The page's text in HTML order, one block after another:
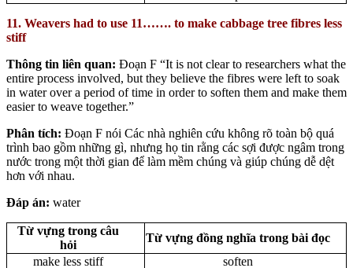
11. Weavers had to use 11……. to make cabbage tree fibres less
stiff
Thông tin liên quan: Đoạn F “It is not clear to researchers what the
entire process involved, but they believe the fibres were left to soak
in water over a period of time in order to soften them and make them
easier to weave together.”
Phân tích: Đoạn F nói Các nhà nghiên cứu không rõ toàn bộ quá
trình bao gồm những gì, nhưng họ tin rằng các sợi được ngâm trong
nước trong một thời gian để làm mềm chúng và giúp chúng dễ dệt
hơn với nhau.
Đáp án: water
Từ vựng trong câu
hỏi
Từ vựng đồng nghĩa trong bài đọc
make less stiff
soften